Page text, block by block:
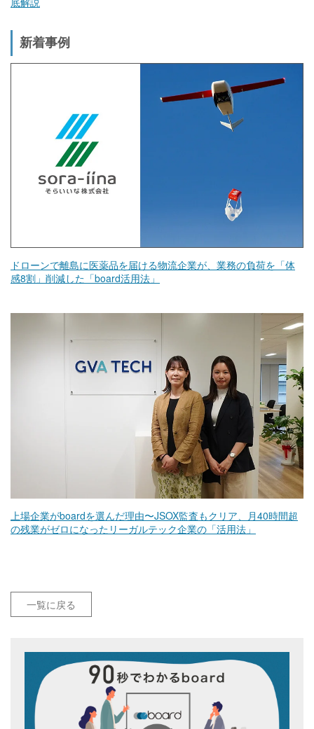
新着事例
ドローンで離島に医薬品を届ける物流企業が、業務の負荷を「体
感8割」削減した「board活用法」
上場企業がboardを選んだ理由〜JSOX監査もクリア、月40時間超
の残業がゼロになったリーガルテック企業の「活用法」
一覧に戻る